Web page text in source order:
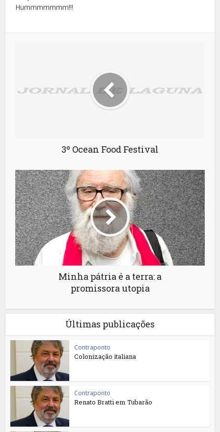
Hummmmmmm!!!
3º Ocean Food Festival
Minha pátria é a terra: a
promissora utopia
Últimas publicações
Contraponto
Colonização italiana
Contraponto
Renato Bratti em Tubarão